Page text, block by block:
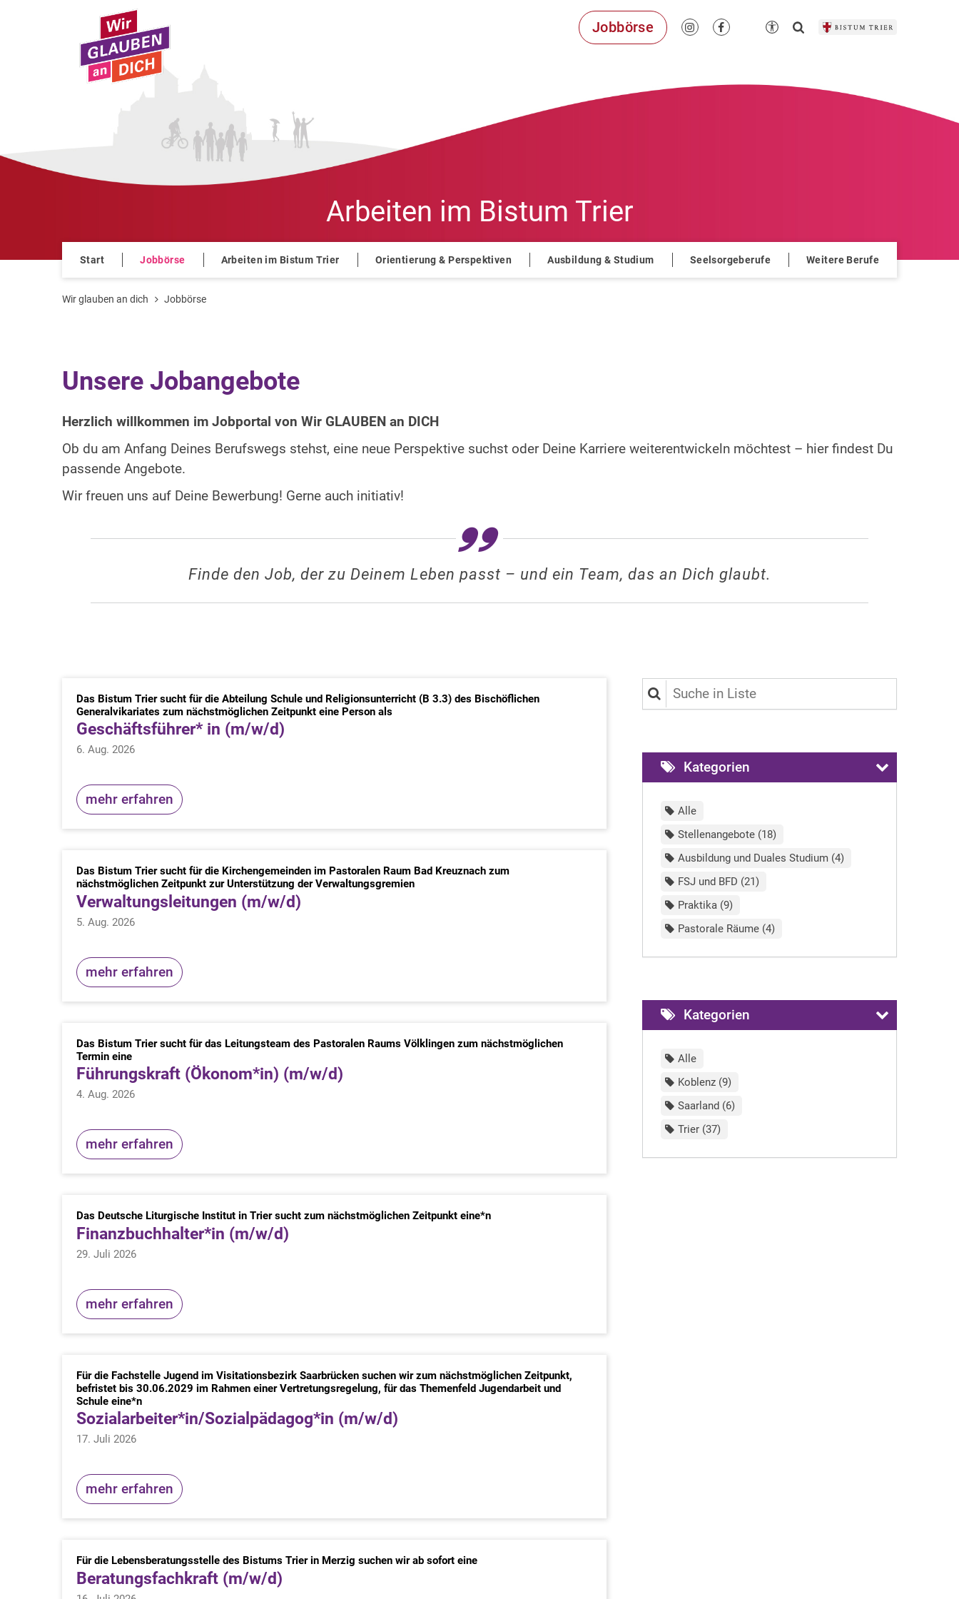
Zum Inhalt springen
Arbeiten im Bistum Trier
Start Jobbörse Arbeiten im Bistum Trier Orientierung & Perspektiven Ausbildung & Studium Seelsorgeberufe Weitere Berufe
Jobbörse
Wir glauben an dich Jobbörse
Unsere Jobangebote
Herzlich willkommen im Jobportal von Wir GLAUBEN an DICH
Ob du am Anfang Deines Berufswegs stehst, eine neue Perspektive suchst oder Deine Karriere weiterentwickeln möchtest – hier findest Du
passende Angebote.
Wir freuen uns auf Deine Bewerbung! Gerne auch initiativ!
Finde den Job, der zu Deinem Leben passt – und ein Team, das an Dich glaubt.
Das Bistum Trier sucht für die Abteilung Schule und Religionsunterricht (B 3.3) des Bischöflichen
Generalvikariates zum nächstmöglichen Zeitpunkt eine Person als:
Geschäftsführer* in (m/w/d)
6. Aug. 2026
mehr erfahren
Das Bistum Trier sucht für die Kirchengemeinden im Pastoralen Raum Bad Kreuznach zum
nächstmöglichen Zeitpunkt zur Unterstützung der Verwaltungsgremien:
Verwaltungsleitungen (m/w/d)
5. Aug. 2026
mehr erfahren
Das Bistum Trier sucht für das Leitungsteam des Pastoralen Raums Völklingen zum nächstmöglichen
Termin eine:
Führungskraft (Ökonom*in) (m/w/d)
4. Aug. 2026
mehr erfahren
Das Deutsche Liturgische Institut in Trier sucht zum nächstmöglichen Zeitpunkt eine*n:
Finanzbuchhalter*in (m/w/d)
29. Juli 2026
mehr erfahren
Für die Fachstelle Jugend im Visitationsbezirk Saarbrücken suchen wir zum nächstmöglichen Zeitpunkt,
befristet bis 30.06.2029 im Rahmen einer Vertretungsregelung, für das Themenfeld Jugendarbeit und
Schule eine*n:
Sozialarbeiter*in/Sozialpädagog*in (m/w/d)
17. Juli 2026
mehr erfahren
Für die Lebensberatungsstelle des Bistums Trier in Merzig suchen wir ab sofort eine:
Beratungsfachkraft (m/w/d)
Suche in Liste
Kategorien
Alle
Stellenangebote 18
Ausbildung und Duales Studium 4
FSJ und BFD 21
Praktika 9
Pastorale Räume 4
Kategorien
Alle
Koblenz 9
Saarland 6
Trier 37